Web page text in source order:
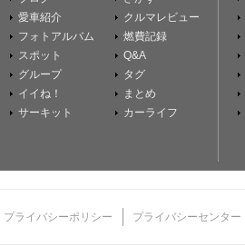
愛車紹介
フォトアルバム
スポット
グループ
イイね！
サーキット
クルマレビュー
燃費記録
Q&A
タグ
まとめ
カーライフ
プライバシーポリシー プライバシーセンター